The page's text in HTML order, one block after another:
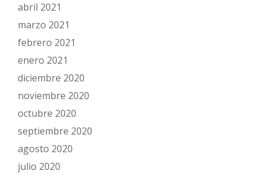
abril 2021
marzo 2021
febrero 2021
enero 2021
diciembre 2020
noviembre 2020
octubre 2020
septiembre 2020
agosto 2020
julio 2020